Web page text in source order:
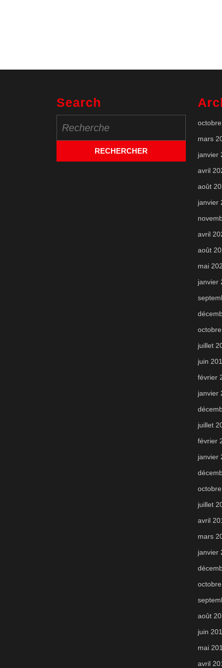
Search
for:
mars
janvier
avril
août
janvier
avril
août
mai
janvier
juillet
juin
février
janvier
juillet
février
janvier
juillet
avril
mars
janvier
août
juin
mai
avril